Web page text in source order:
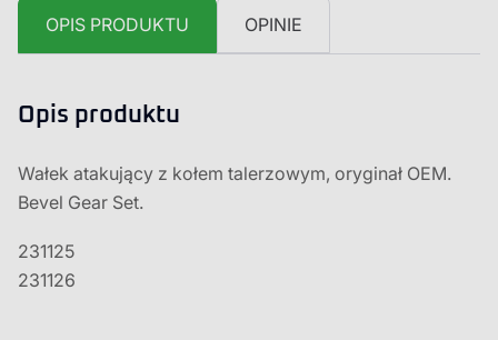
OPIS PRODUKTU OPINIE
Opis produktu
Wałek atakujący z kołem talerzowym, oryginał OEM.
Bevel Gear Set.
231125
231126